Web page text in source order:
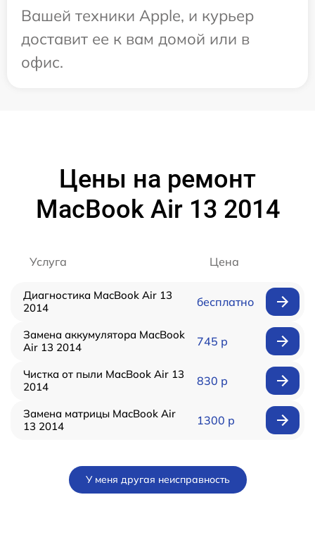
Вашей техники Apple, и курьер
доставит ее к вам домой или в
офис.
Цены на ремонт
MacBook Air 13 2014
Услуга Цена
Диагностика MacBook Air 13
2014
бесплатно
Замена аккумулятора MacBook
Air 13 2014
745 р
Чистка от пыли MacBook Air 13
2014
830 р
Замена матрицы MacBook Air
13 2014
1300 р
У меня другая неисправность